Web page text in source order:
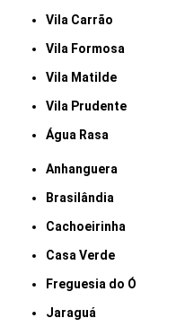
Vila Carrão
Vila Formosa
Vila Matilde
Vila Prudente
Água Rasa
Anhanguera
Brasilândia
Cachoeirinha
Casa Verde
Freguesia do Ó
Jaraguá